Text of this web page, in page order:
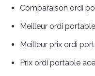
Comparaison ordi
Meilleur ordi
Meilleur prix ordi
Prix ordi portable